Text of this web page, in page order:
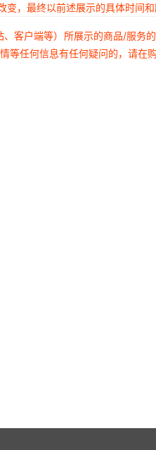
，最终以前述展示的具体时间和
客户端等）所展示的商品/服
任何信息有任何疑问的，请